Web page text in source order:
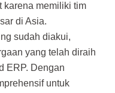
karena memiliki tim
di Asia.
sudah diakui,
yang telah diraih
ERP. Dengan
untuk